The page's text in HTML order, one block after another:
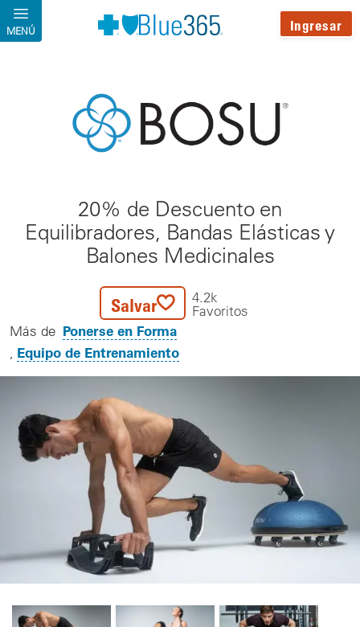
Pasar al contenido principal
MENÚ Ingresar
20% de Descuento en
Equilibradores, Bandas Elásticas y
Balones Medicinales
Salvar
4.2k
Favoritos
Más de Ponerse en Forma
Equipo de Entrenamiento